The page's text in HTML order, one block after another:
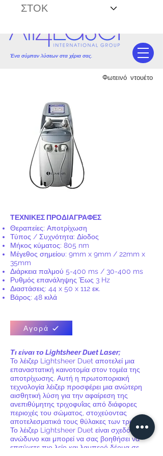
ΣΤΟΚ
Ένα σύμπαν λύσεων στα χέρια σας.
Φωτεινό ντουέτο
ΤΕΧΝΙΚΕΣ ΠΡΟΔΙΑΓΡΑΦΕΣ
Θεραπείες: Αποτρίχωση
Τύπος / Συχνότητα: Δίοδος
Μήκος κύματος: 805 nm
Μέγεθος σημείου: 9mm x 9mm / 22mm x
35mm
Διάρκεια παλμού 5-400 ms / 30-400 ms
Ρυθμός επανάληψης Έως 3 Hz
Διαστάσεις: 44 x 50 x 112 εκ.
Βάρος: 48 κιλά
Αγορά
Τι είναι το Lightsheer Duet Laser;
Το λέιζερ Lightsheer Duet αποτελεί μια
επαναστατική καινοτομία στον τομέα της
αποτρίχωσης. Αυτή η πρωτοποριακή
τεχνολογία λέιζερ προσφέρει μια ανώτερη
αισθητική λύση για την αφαίρεση της
ανεπιθύμητης τριχοφυΐας από διάφορες
περιοχές του σώματος, στοχεύοντας
αποτελεσματικά τους θύλακες των τριχών.
Το λέιζερ Lightsheer Duet είναι σχεδόν
ανώδυνο και μπορεί να σας βοηθήσει να
επιτύχετε πιο λείο και λαμπερό δέρμα σε